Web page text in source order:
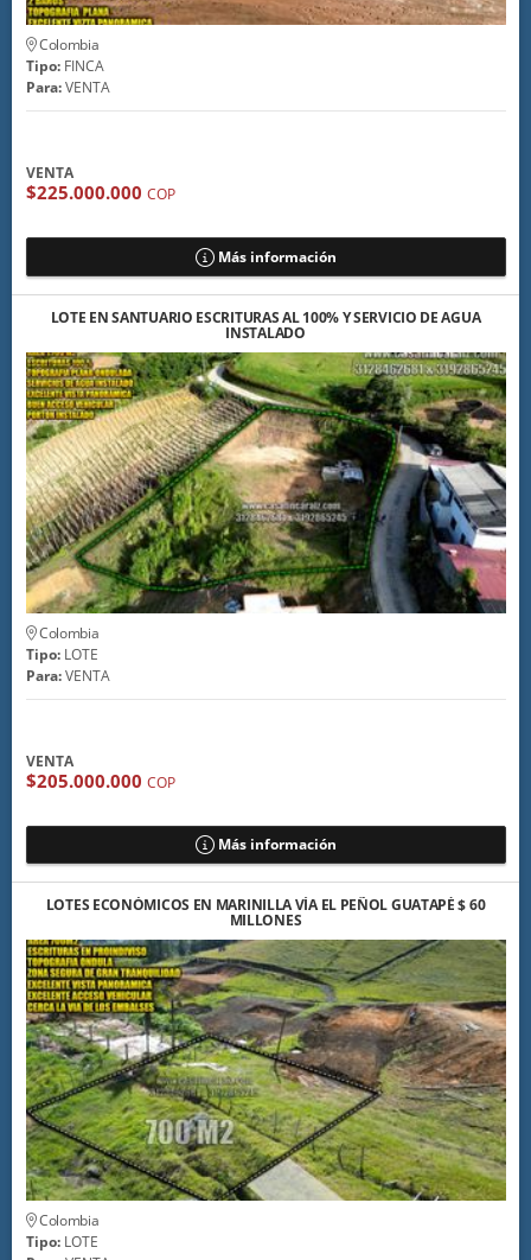
Colombia
Tipo:FINCA
Para:VENTA
VENTA
$225.000.000 COP
Más información
LOTE EN SANTUARIO ESCRITURAS AL 100% Y SERVICIO DE AGUA
INSTALADO
Colombia
Tipo:LOTE
Para:VENTA
VENTA
$205.000.000 COP
Más información
LOTES ECONÓMICOS EN MARINILLA VÍA EL PEÑOL GUATAPÉ $ 60
MILLONES
Colombia
Tipo:LOTE